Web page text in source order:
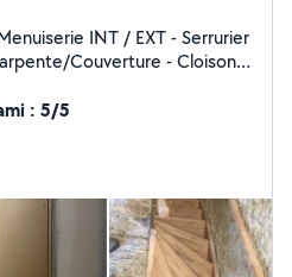
: 5/5